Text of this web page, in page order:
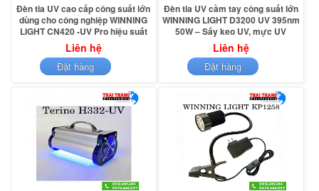
Đèn tia UV cao cấp công suất lớn
dùng cho công nghiệp WINNING
LIGHT CN420 -UV Pro hiệu suất
cao (395nm, 200W)
Liên hệ
Đặt hàng
Đèn tia UV cầm tay công suất lớn
WINNING LIGHT D3200 UV 395nm
50W – Sấy keo UV, mực UV
chuyên dụng cho công nghiệp
Liên hệ
Đặt hàng